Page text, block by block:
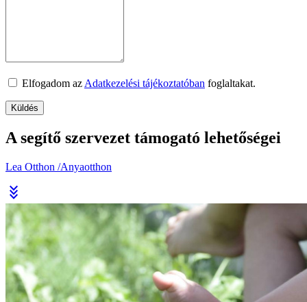
Elfogadom az Adatkezelési tájékoztatóban foglaltakat.
A segítő szervezet támogató lehetőségei
Lea Otthon /Anyaotthon
stat_minus_3